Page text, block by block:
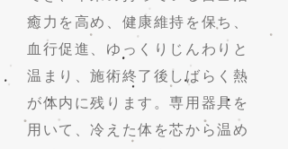
癒力を高め、健康維持を保ち、
血行促進、ゆっくりじんわりと
温まり、施術終了後しばらく熱
が体内に残ります。専用器具を
用いて、冷えた体を芯から温め